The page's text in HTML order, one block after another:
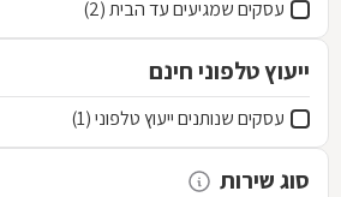
עסקים שמגיעים עד הבית (2)
ייעוץ טלפוני חינם
עסקים שנותנים ייעוץ טלפוני (1)
סוג שירות